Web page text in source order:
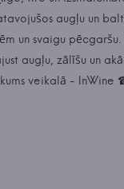
augļu un
un svaigu
augļu, zālīšu un
veikalā - InWine